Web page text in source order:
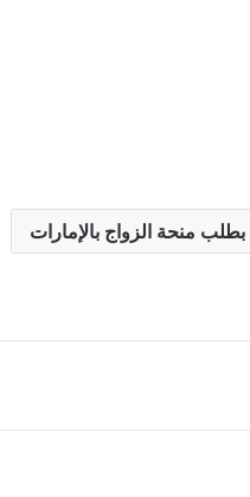
منحة الزواج بالإمارات